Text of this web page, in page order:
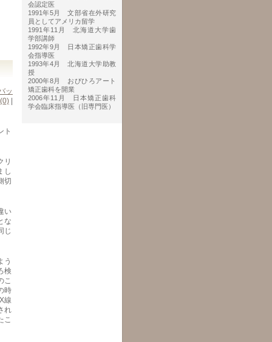
ッ
ト
リ
し
切
い
な
じ
う
検
こ
時
線
れ
こ
会認定医
1991年5月 文部省在外研究
員としてアメリカ留学
1991年11月 北海道大学歯
学部講師
1992年9月 日本矯正歯科学
会指導医
1993年4月 北海道大学助教
授
2000年8月 おびひろアート
矯正歯科を開業
2006年11月 日本矯正歯科
学会臨床指導医（旧専門医）